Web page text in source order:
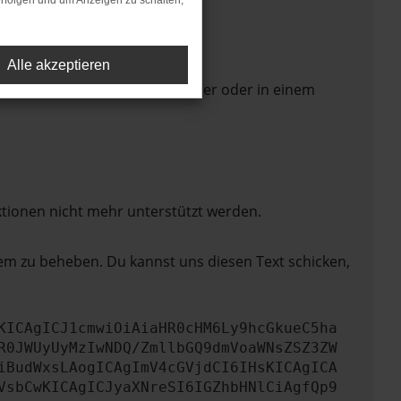
in einem anderen Browser oder in einem
nicht mehr unterstützt werden.
zu beheben. Du kannst uns diesen Text schicken,
ZmllbGQ9dmVoaWNsZSZ3ZW
Alle akzeptieren